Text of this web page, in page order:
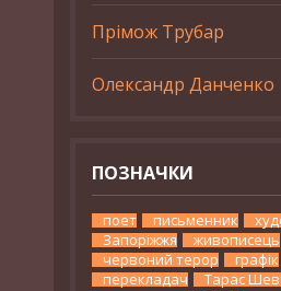
Прімож Трубар
Олександр Данченко
ПОЗНАЧКИ
поет письменник
Запоріжжя
живописець
червоний терор
графік
перекладач
Тарас